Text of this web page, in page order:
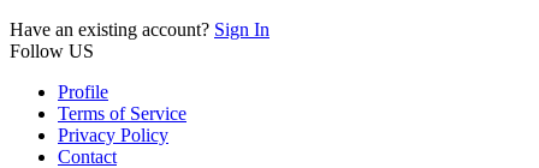
Have an existing account? Sign In
Follow US
Profile
Terms of Service
Privacy Policy
Contact